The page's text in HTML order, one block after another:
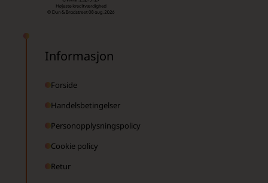
Informasjon
Forside
Handelsbetingelser
Personopplysningspolicy
Cookie policy
Retur